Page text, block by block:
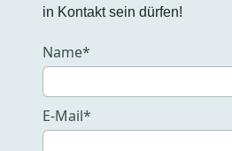
in Kontakt sein dürfen!
Name*
E-Mail*